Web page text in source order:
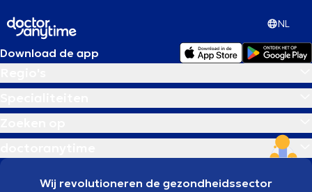
NL
Download de app
Wij revolutioneren de gezondheidssector